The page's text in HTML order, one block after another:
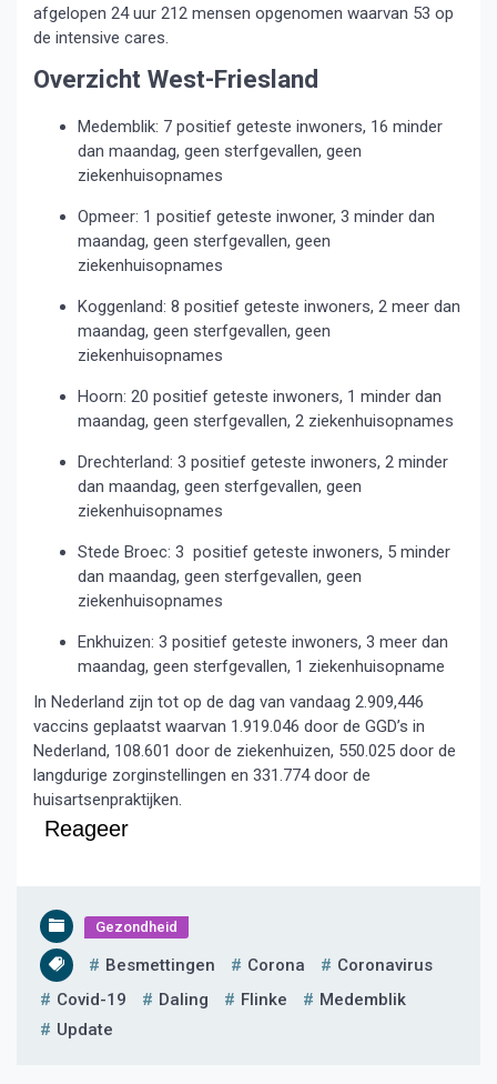
afgelopen 24 uur 212 mensen opgenomen waarvan 53 op
de intensive cares.
Overzicht West-Friesland
Medemblik: 7 positief geteste inwoners, 16 minder
dan maandag, geen sterfgevallen, geen
ziekenhuisopnames
Opmeer: 1 positief geteste inwoner, 3 minder dan
maandag, geen sterfgevallen, geen
ziekenhuisopnames
Koggenland: 8 positief geteste inwoners, 2 meer dan
maandag, geen sterfgevallen, geen
ziekenhuisopnames
Hoorn: 20 positief geteste inwoners, 1 minder dan
maandag, geen sterfgevallen, 2 ziekenhuisopnames
Drechterland: 3 positief geteste inwoners, 2 minder
dan maandag, geen sterfgevallen, geen
ziekenhuisopnames
Stede Broec: 3 positief geteste inwoners, 5 minder
dan maandag, geen sterfgevallen, geen
ziekenhuisopnames
Enkhuizen: 3 positief geteste inwoners, 3 meer dan
maandag, geen sterfgevallen, 1 ziekenhuisopname
In Nederland zijn tot op de dag van vandaag 2.909,446
vaccins geplaatst waarvan 1.919.046 door de GGD’s in
Nederland, 108.601 door de ziekenhuizen, 550.025 door de
langdurige zorginstellingen en 331.774 door de
huisartsenpraktijken.
Reageer
Gezondheid
Besmettingen Corona
Coronavirus
Covid-19
Daling Flinke
Medemblik
Update